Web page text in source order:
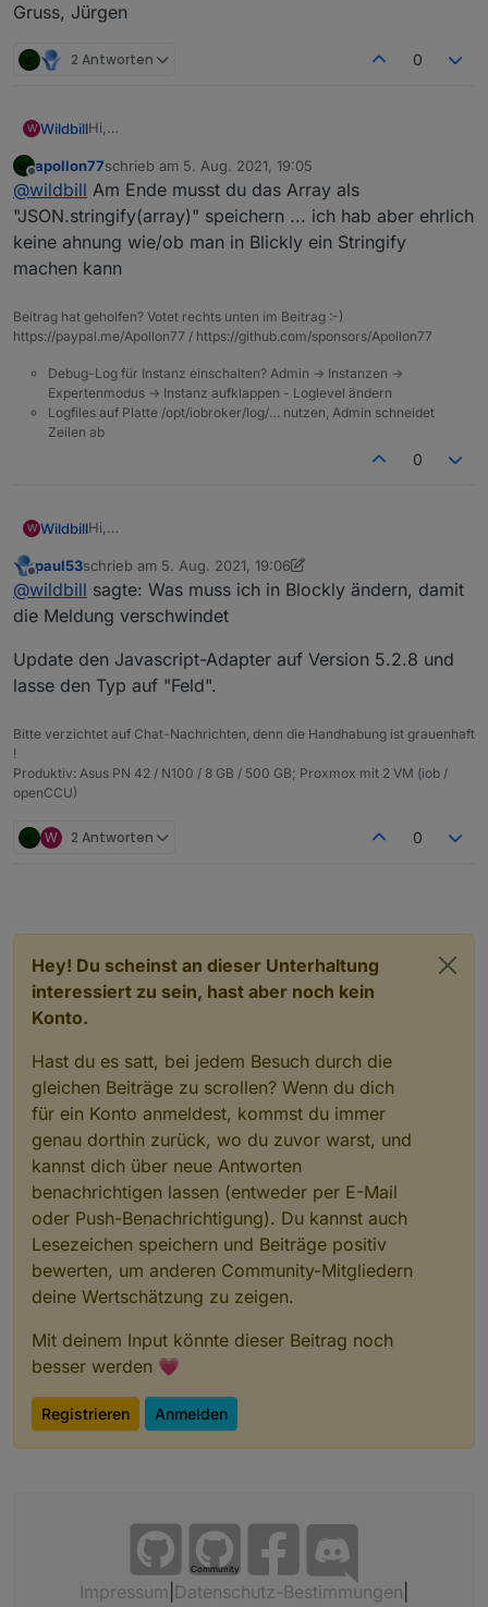
Gruss, Jürgen
2 Antworten 0
W WildbillHi,
seit heute (Update auf neuen stable JS-Controller) bei
einem Script, welches mir eine Liste aus
Barometerwerten erstellt, die ich dan in VIS als
Barometertrend darstelle. So sieht das Blockly aus:
Und das ist der Export:
Spoiler
Was muss ich in Blockly ändern, damit die Meldung
Zeichenkette) brahcte keine Lösung sondern nur eine
etwas andere Meldung.
Offline
apollon77schrieb am 5. Aug. 2021, 19:05
zuletzt editiert von
@wildbill Am Ende musst du das Array als
"JSON.stringify(array)" speichern ... ich hab aber ehrlich
keine ahnung wie/ob man in Blickly ein Stringify
machen kann
Beitrag hat geholfen? Votet rechts unten im Beitrag :-)
https://paypal.me/Apollon77 / https://github.com/sponsors/Apollon77
Debug-Log für Instanz einschalten? Admin -> Instanzen ->
Expertenmodus -> Instanz aufklappen - Loglevel ändern
Logfiles auf Platte /opt/iobroker/log/… nutzen, Admin schneidet
Zeilen ab
0
W WildbillHi,
seit heute (Update auf neuen stable JS-Controller) bei
einem Script, welches mir eine Liste aus
Barometerwerten erstellt, die ich dan in VIS als
Barometertrend darstelle. So sieht das Blockly aus:
Und das ist der Export:
Zeichenkette) brahcte keine Lösung sondern nur eine
etwas andere Meldung.
Offline
paul53schrieb am 5. Aug. 2021, 19:06
zuletzt editiert von paul538. Mai 2021, 21:07
@wildbill sagte: Was muss ich in Blockly ändern, damit
die Meldung verschwindet
Update den Javascript-Adapter auf Version 5.2.8 und
lasse den Typ auf "Feld".
Bitte verzichtet auf Chat-Nachrichten, denn die Handhabung ist grauenhaft
!
Produktiv: Asus PN 42 / N100 / 8 GB / 500 GB; Proxmox mit 2 VM (iob /
openCCU)
W 2 Antworten 0
Hey! Du scheinst an dieser Unterhaltung
interessiert zu sein, hast aber noch kein
Konto.
Hast du es satt, bei jedem Besuch durch die
gleichen Beiträge zu scrollen? Wenn du dich
für ein Konto anmeldest, kommst du immer
genau dorthin zurück, wo du zuvor warst, und
kannst dich über neue Antworten
benachrichtigen lassen (entweder per E-Mail
oder Push-Benachrichtigung). Du kannst auch
Lesezeichen speichern und Beiträge positiv
bewerten, um anderen Community-Mitgliedern
deine Wertschätzung zu zeigen.
Mit deinem Input könnte dieser Beitrag noch
besser werden 💗
Registrieren Anmelden
Community
Impressum Datenschutz-Bestimmungen